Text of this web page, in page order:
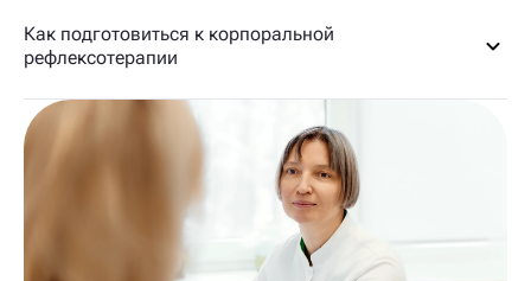
Как подготовиться к корпоральной
рефлексотерапии